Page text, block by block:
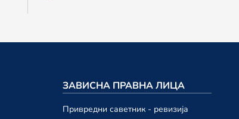
ЗАВИСНА ПРАВНА ЛИЦА
Привредни саветник - ревизија